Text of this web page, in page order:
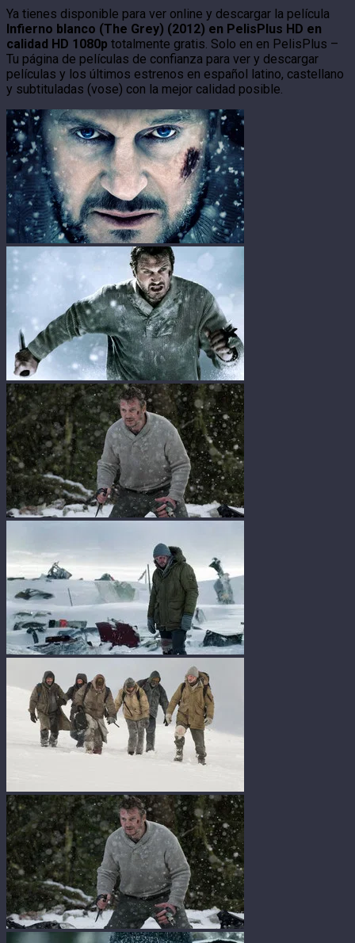
Ya tienes disponible para ver online y descargar la película
Infierno blanco (The Grey) (2012) en PelisPlus HD en
calidad HD 1080p totalmente gratis. Solo en en PelisPlus –
Tu página de películas de confianza para ver y descargar
películas y los últimos estrenos en español latino, castellano
y subtituladas (vose) con la mejor calidad posible.